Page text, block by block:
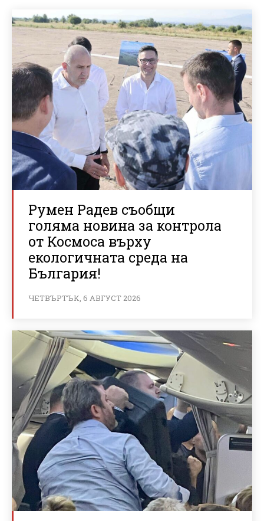
Румен Радев съобщи
голяма новина за контрола
от Космоса върху
екологичната среда на
България!
ЧЕТВЪРТЪК, 6 АВГУСТ 2026